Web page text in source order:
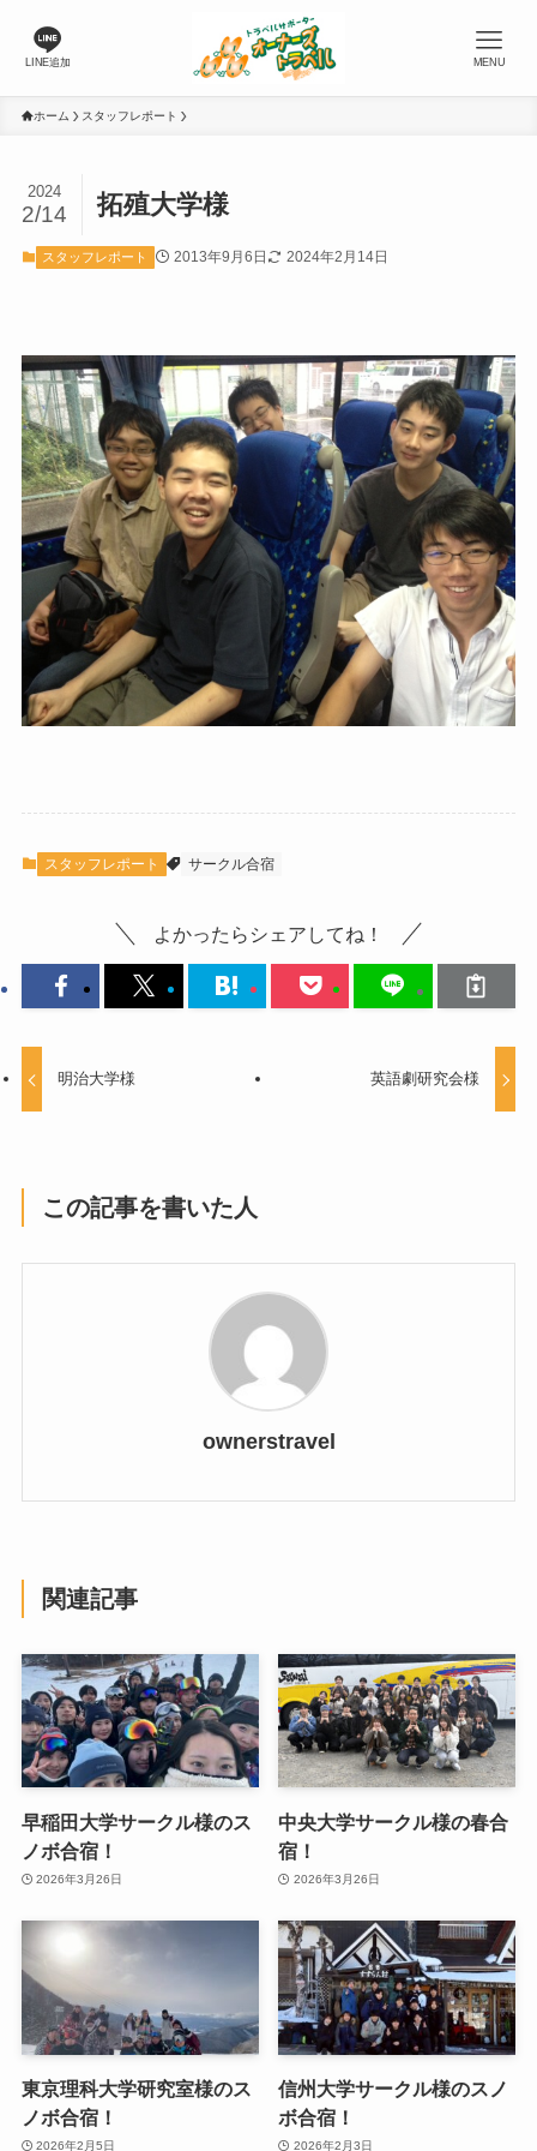
LINE追加 MENU
ホーム スタッフレポート
拓殖大学様
2024
2/14
スタッフレポート 2013年9月6日 2024年2月14日
スタッフレポート サークル合宿
よかったらシェアしてね！
明治大学様 英語劇研究会様
この記事を書いた人
ownerstravel
関連記事
早稲田大学サークル様のス
ノボ合宿！
2026年3月26日
中央大学サークル様の春合
宿！
2026年3月26日
東京理科大学研究室様のス
ノボ合宿！
2026年2月5日
信州大学サークル様のスノ
ボ合宿！
2026年2月3日